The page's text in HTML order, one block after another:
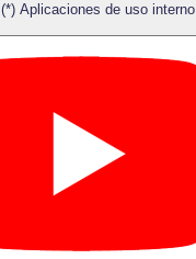
(*) Aplicaciones de uso interno